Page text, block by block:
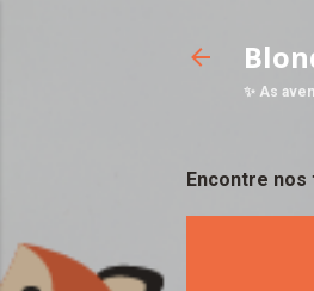
✨ As
Encontre nos